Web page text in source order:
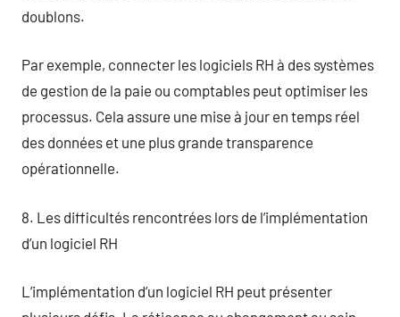
doublons.
Par exemple, connecter les logiciels RH à des systèmes
de gestion de la paie ou comptables peut optimiser les
processus. Cela assure une mise à jour en temps réel
des données et une plus grande transparence
opérationnelle.
8. Les difficultés rencontrées lors de l’implémentation
d’un logiciel RH
L’implémentation d’un logiciel RH peut présenter